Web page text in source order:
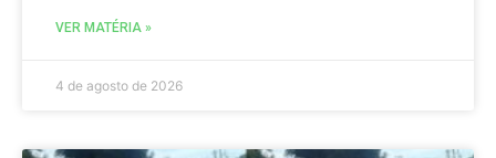
VER MATÉRIA »
4 de agosto de 2026